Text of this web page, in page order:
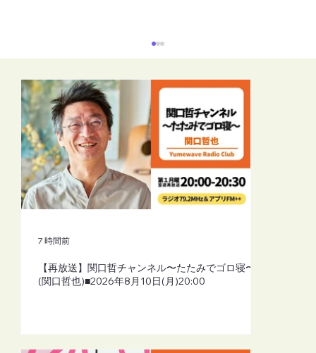
放送予定（2026年7月）：ふるさとをつ
【再放送】関口哲チャンネル〜たたみでゴロ寝〜
(関口哲也)■2026年8月10日(月)20:00
7 時間前